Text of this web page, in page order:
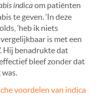
indicaom patiënten
te geven. ‘In deze
‘heb ik niets
is met een
Hij benadrukte dat
bleef zonder dat
voordelen van indica